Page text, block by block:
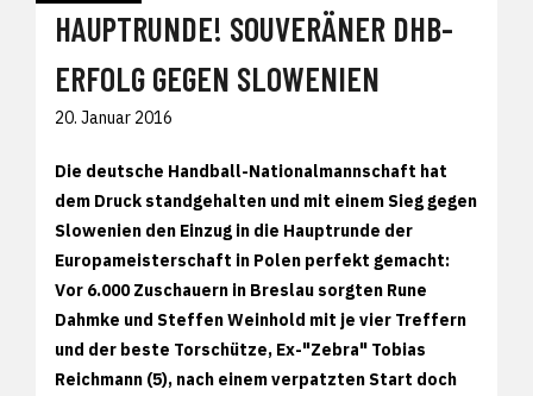
HAUPTRUNDE! SOUVERÄNER DHB-
ERFOLG GEGEN SLOWENIEN
20. Januar 2016
Die deutsche Handball-Nationalmannschaft hat
dem Druck standgehalten und mit einem Sieg gegen
Slowenien den Einzug in die Hauptrunde der
Europameisterschaft in Polen perfekt gemacht:
Vor 6.000 Zuschauern in Breslau sorgten Rune
Dahmke und Steffen Weinhold mit je vier Treffern
und der beste Torschütze, Ex-"Zebra" Tobias
Reichmann (5), nach einem verpatzten Start doch